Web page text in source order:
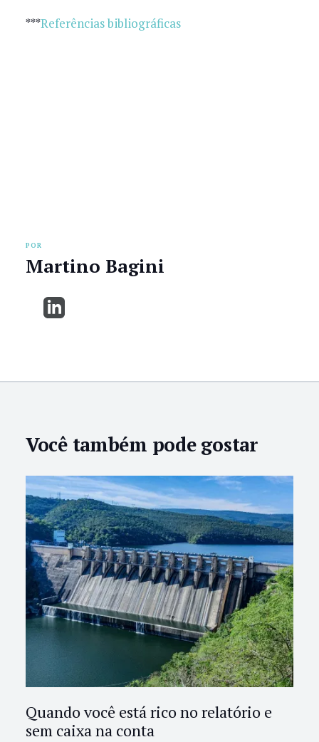
***Referências bibliográficas
POR
Martino Bagini
Você também pode gostar
Quando você está rico no relatório e
sem caixa na conta